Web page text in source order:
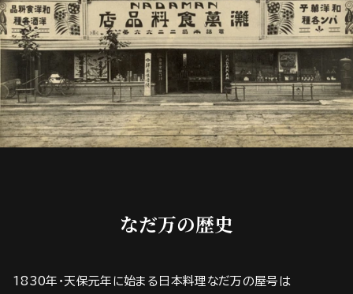
なだ万の歴史
1830年・天保元年に始まる日本料理なだ万の屋号は